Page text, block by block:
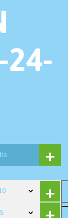
24-